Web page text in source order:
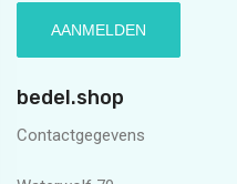
bedel.shop
Contactgegevens